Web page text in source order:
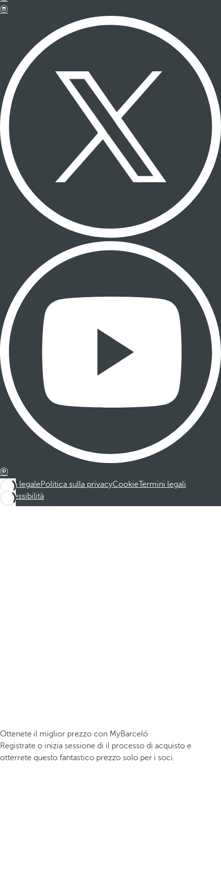
Nota legalePolitica sulla privacyCookieTermini legali
Accessibilità
Ottenete il miglior prezzo con MyBarceló
Registrate o inizia sessione di il processo di acquisto e
otterrete questo fantastico prezzo solo per i soci.